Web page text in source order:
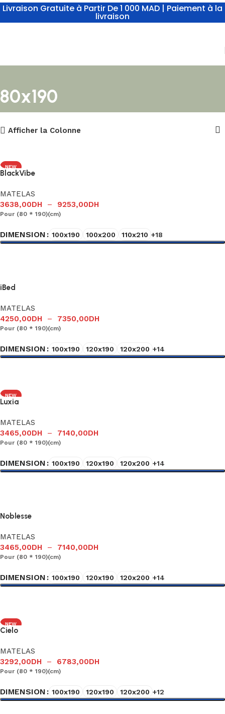
80x190
Afficher la Colonne
NEW
BlackVibe
MATELAS
3638,00DH – 9253,00DH
Pour (80 * 190)(cm)
DIMENSION 100x190 100x200 110x210 +18
iBed
MATELAS
4250,00DH – 7350,00DH
Pour (80 * 190)(cm)
DIMENSION 100x190 120x190 120x200 +14
NEW
Luxia
MATELAS
3465,00DH – 7140,00DH
Pour (80 * 190)(cm)
DIMENSION 100x190 120x190 120x200 +14
Noblesse
MATELAS
3465,00DH – 7140,00DH
Pour (80 * 190)(cm)
DIMENSION 100x190 120x190 120x200 +14
NEW
Cielo
MATELAS
3292,00DH – 6783,00DH
Pour (80 * 190)(cm)
DIMENSION 100x190 120x190 120x200 +12
Livraison Gratuite à Partir De 1 000 MAD | Paiement à la
livraison